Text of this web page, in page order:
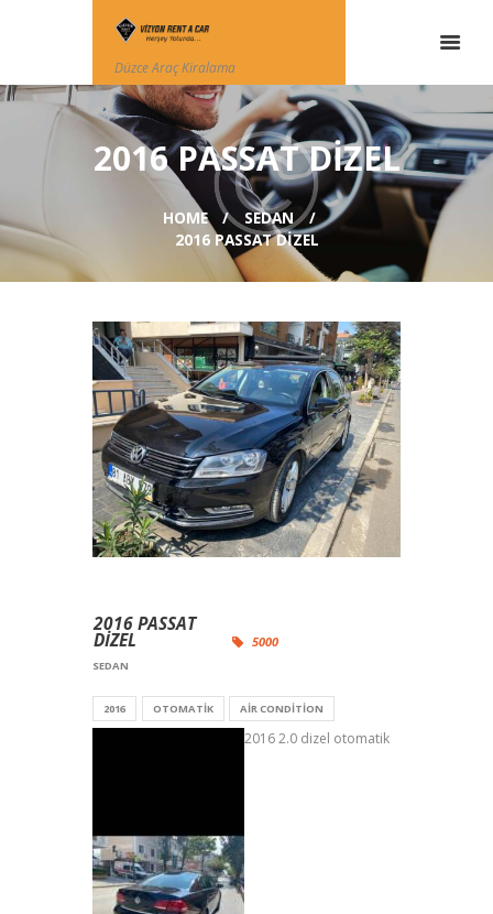
Düzce Araç Kiralama
2016 PASSAT DIZEL
HOME
SEDAN
2016 PASSAT DIZEL
2016 PASSAT
DIZEL
SEDAN
5000
2016 OTOMATIK AIR CONDITION
2016 2.0 dizel otomatik